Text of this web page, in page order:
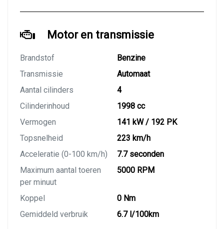
Motor en transmissie
Brandstof
Benzine
Transmissie
Automaat
Aantal cilinders
4
Cilinderinhoud
1998 cc
Vermogen
141 kW / 192 PK
Topsnelheid
223 km/h
Acceleratie (0-100 km/h)
7.7 seconden
Maximum aantal toeren
per minuut
5000 RPM
Koppel
0 Nm
Gemiddeld verbruik
6.7 l/100km